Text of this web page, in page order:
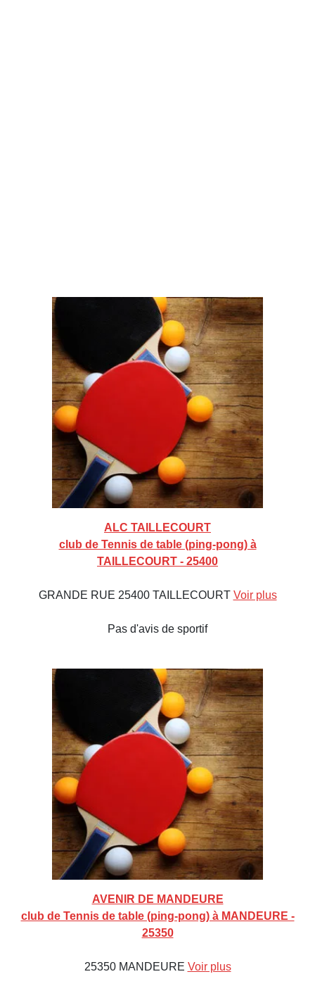
ALC TAILLECOURT
club de Tennis de table (ping-pong) à
TAILLECOURT - 25400
GRANDE RUE 25400 TAILLECOURT Voir plus
Pas d'avis de sportif
AVENIR DE MANDEURE
club de Tennis de table (ping-pong) à MANDEURE -
25350
25350 MANDEURE Voir plus